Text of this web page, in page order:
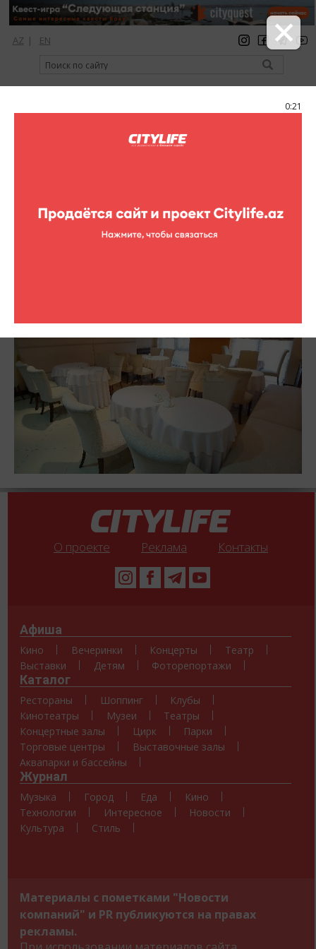
0:20
AZ | EN
регистрация вход Citylife Magazine
Toscana
чудесных блюд, которые действительно стоят того, чтобы
сделать акцент именно на них.
О проекте Реклама Контакты
Афиша
Кино Вечеринки Концерты
Театр
Выставки
Детям Фоторепортажи
Каталог
Рестораны Шоппинг
Клубы
Кинотеатры
Музеи
Театры
Концертные залы
Цирк
Парки
Торговые центры
Выставочные залы
Аквапарки и бассейны
Журнал
Музыка Город Еда
Кино
Технологии
Интересное
Новости
Культура
Стиль
Материалы с пометками "Новости
компаний" и PR публикуются на правах
рекламы.